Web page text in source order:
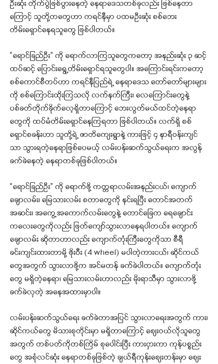
ဦးဆုံး တိုက်ပွဲဖြစ်ပွားနေတဲ့ နေရာဒေသတစ်ခုလည်း ဖြစ်နေတာ
ကြောင့် သူတို့တတွေဟာ ကရင်နီမှာ ပထမဦးဆုံး စစ်ဘေး
တိမ်းရှောင်နေရသူတွေ ဖြစ်ပါတယ်။
“ရောင်ခြည်ဦး” ကို ရောက်လာကြသူတွေကတော့ အနည်းဆုံး ၃ ဆင့်
ထပ်ဆင့် ပြောင်းရွေ့တိမ်းရှောင်ရသူတွေပါ။ အကြောင်းရင်းကတော့
စစ်ကောင်စီတပ်ဟာ ကရင်နီပြည်ရဲ့ နေရာဒေသ တော်တော်များများ
ကို စစ်ကြောင်းထိုးကြသလို လက်နက်ကြီး၊ လေကြောင်းတွေနဲ့
ပစ်ခတ်တိုက်ခိုက်လေ့ရှိတာကြောင့် ဘေးလွတ်မယ်ထင်တဲ့နေရာ
တွေကို ထပ်မံတိမ်းရှောင်နေကြရတာ ဖြစ်ပါတယ်။ လက်ရှိ စစ်
ရှောင်စခန်းဟာ သူတို့ရဲ့ ဇာတိကျေးရွာနဲ့ ကားဖြင့် ၄ နာရီဝန်းကျင်
သာ သွားရတဲ့နေရာဖြစ်ပေမယ့် လမ်းပန်းဆက်သွယ်ရေးက အလွန်
ခက်ခဲနေတဲ့ နေရာတစ်ခုဖြစ်ပါတယ်။
“ရောင်ခြည်ဦး” ကို ရောက်ဖို့ ကတ္တရာလမ်းအနည်းငယ်၊ ကျောက်
ချောလမ်း၊ မြေသားလမ်း စတာတွေကို နင်းရပြီး တောင်အတက်
အဆင်း၊ အကွေ့အကောက်လမ်းတွေနဲ့ တောင်ခြေက ရေချောင်း
ကလေးတွေကိုလည်း ဖြတ်ကျော်သွားလာနေရပါတယ်။ ကျောက်
ချောလမ်း ဆိုတာဟာလည်း ကျောက်တုံးကြီးတွေကိုသာ စီရီ
ခင်းကျင်းထားတာမို့ ဖိုးဝီး (4 wheel) မပါတဲ့ကားငယ်၊ ဆိုင်ကယ်
တွေအတွက် သွားလာဖို့က အင်မတန် ခက်ခဲပါတယ်။ ကျောက်တုံး
တွေ မရှိတဲ့နေရာ၊ မြေသားလမ်းဟာလည်း မိုးရာသီမှာ သွားလာဖို့
ခက်ခဲလှတဲ့ အနေအထားမှာပါ။
လမ်းပန်းဆက်သွယ်ရေး ခက်ခဲတာအပြင် သွားလာရေးအတွက် ကား၊
ဆိုင်ကယ်တွေ မိသားစုတိုင်းမှာ မရှိတာကြောင့် စျေးဝယ်လိုသူတွေ
အတွက် တစ်ပတ်ကိုတစ်ကြိမ် စုပေါင်းပြီး ကားငှားကာ ကုန်ပစ္စည်း
တွေ အစုံလင်ဆုံး နေရာတစ်ခုဖြစ်တဲ့ ချယ်ရီကုန်းစျေးတန်းမှာ စျေး